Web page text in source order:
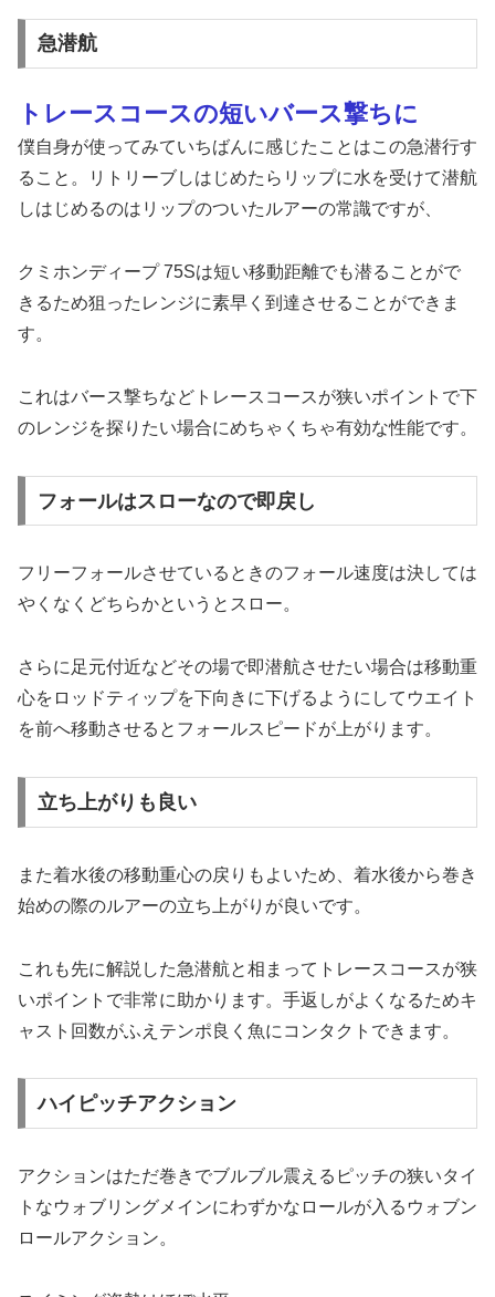
急潜航
トレースコースの短いバース撃ちに
僕自身が使ってみていちばんに感じたことはこの急潜行す
ること。リトリーブしはじめたらリップに水を受けて潜航
しはじめるのはリップのついたルアーの常識ですが、
クミホンディープ 75Sは短い移動距離でも潜ることがで
きるため狙ったレンジに素早く到達させることができま
す。
これはバース撃ちなどトレースコースが狭いポイントで下
のレンジを探りたい場合にめちゃくちゃ有効な性能です。
フォールはスローなので即戻し
フリーフォールさせているときのフォール速度は決しては
やくなくどちらかというとスロー。
さらに足元付近などその場で即潜航させたい場合は移動重
心をロッドティップを下向きに下げるようにしてウエイト
を前へ移動させるとフォールスピードが上がります。
立ち上がりも良い
また着水後の移動重心の戻りもよいため、着水後から巻き
始めの際のルアーの立ち上がりが良いです。
これも先に解説した急潜航と相まってトレースコースが狭
いポイントで非常に助かります。手返しがよくなるためキ
ャスト回数がふえテンポ良く魚にコンタクトできます。
ハイピッチアクション
アクションはただ巻きでブルブル震えるピッチの狭いタイ
トなウォブリングメインにわずかなロールが入るウォブン
ロールアクション。